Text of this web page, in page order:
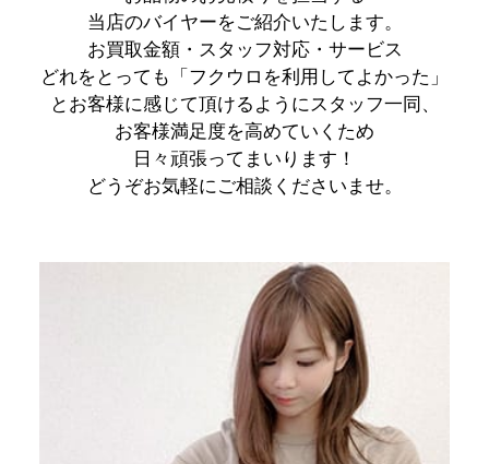
当店のバイヤーをご紹介いたします。
お買取金額・スタッフ対応・サービス
どれをとっても
「フクウロを利用してよかった」
とお客様に感じて頂けるようにスタッフ一同、
お客様満足度を高めていくため
日々頑張ってまいります！
どうぞお気軽にご相談くださいませ。